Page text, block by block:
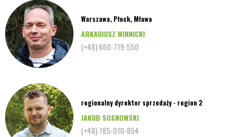
Warszawa, Płock, Mława
ARKADIUSZ WINNICKI
(+48) 660-719-550
regionalny dyrektor sprzedaży - region 2
JAKUB SOSNOWSKI
(+48) 785-010-854